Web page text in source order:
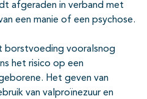
afgeraden in verband met
een manie of een psychose.
borstvoeding vooralsnog
het risico op een
Het geven van
van valproïnezuur en